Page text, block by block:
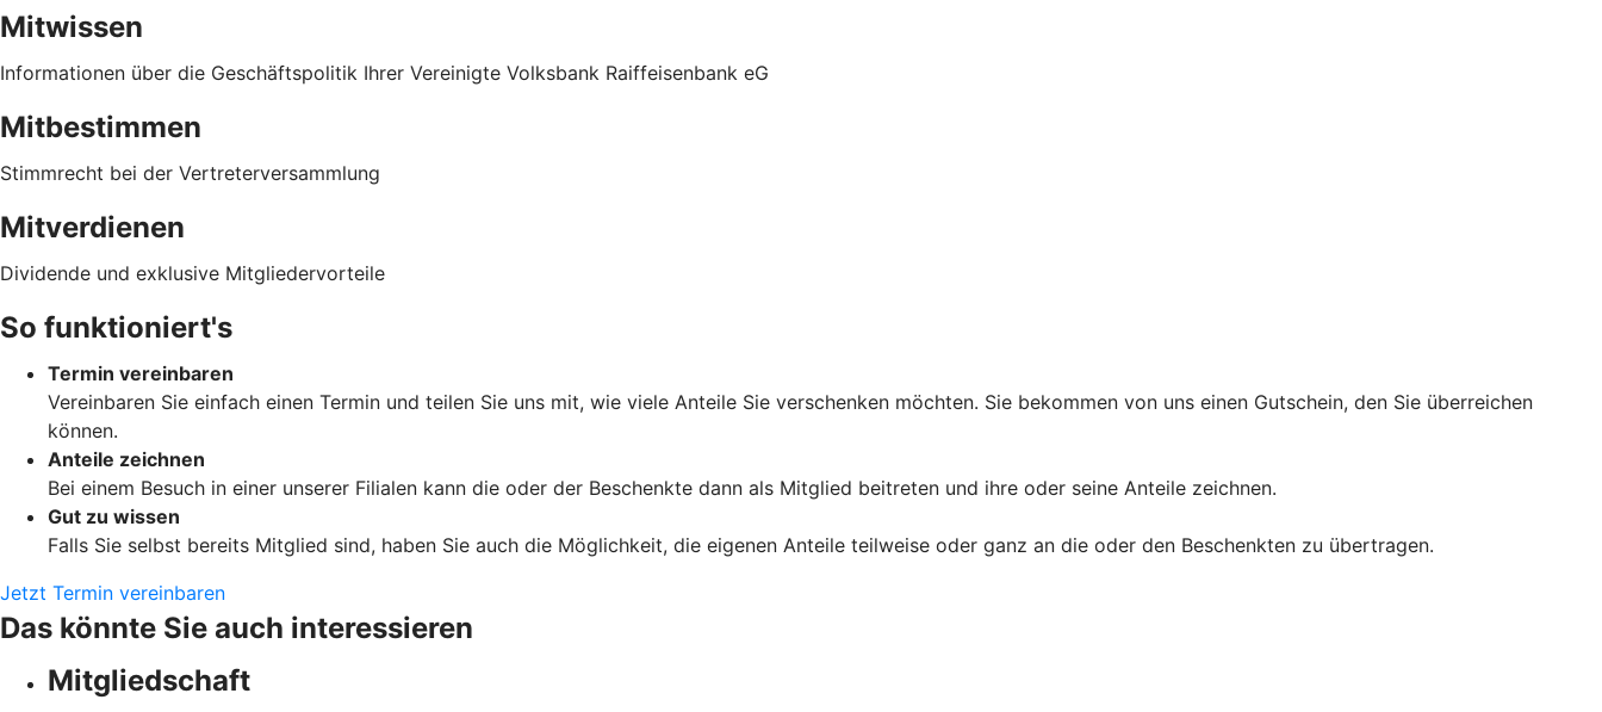
Mitwissen
Informationen über die Geschäftspolitik Ihrer Vereinigte Volksbank Raiffeisenbank eG
Mitbestimmen
Stimmrecht bei der Vertreterversammlung
Mitverdienen
Dividende und exklusive Mitgliedervorteile
So funktioniert's
Termin vereinbaren
Vereinbaren Sie einfach einen Termin und teilen Sie uns mit, wie viele Anteile Sie verschenken möchten. Sie bekommen von uns einen Gutschein, den Sie überreichen
können.
Anteile zeichnen
Bei einem Besuch in einer unserer Filialen kann die oder der Beschenkte dann als Mitglied beitreten und ihre oder seine Anteile zeichnen.
Gut zu wissen
Falls Sie selbst bereits Mitglied sind, haben Sie auch die Möglichkeit, die eigenen Anteile teilweise oder ganz an die oder den Beschenkten zu übertragen.
Jetzt Termin vereinbaren
Das könnte Sie auch interessieren
Mitgliedschaft